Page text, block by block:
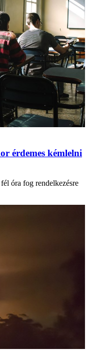
érdemes kémlelni
óra fog rendelkezésre